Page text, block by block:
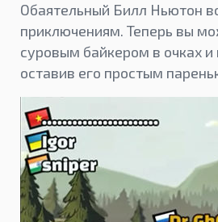
Обаятельный Билл Ньютон
приключениям. Теперь вы
суровым байкером в очках
оставив его простым